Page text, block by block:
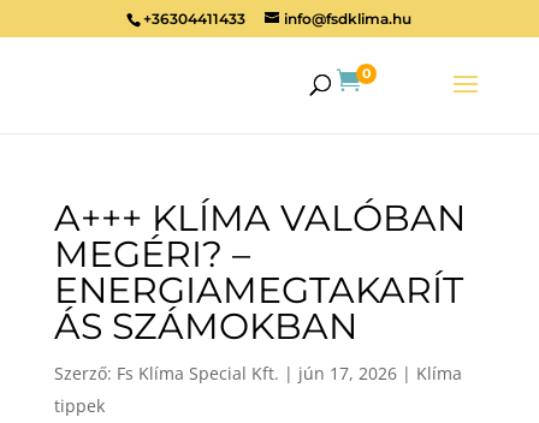
+36304411433 info@fsdklima.hu
0
A+++ KLÍMA VALÓBAN
MEGÉRI? –
ENERGIAMEGTAKARÍT
ÁS SZÁMOKBAN
Szerző: Fs Klíma Special Kft. | jún 17, 2026| Klíma
tippek